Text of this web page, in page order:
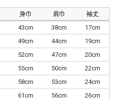
身巾 肩巾
袖丈
43cm 38cm
17cm
49cm 44cm
19cm
52cm 47cm
20cm
55cm 50cm
22cm
58cm 53cm
24cm
61cm 56cm 26cm